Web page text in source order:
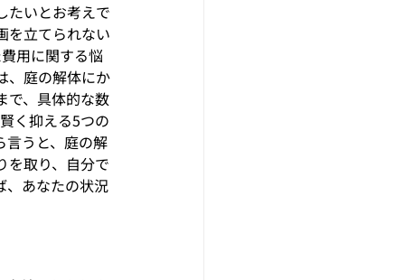
たいとお考えで
を立てられない
用に関する悩
、庭の解体にか
で、具体的な数
く抑える5つの
言うと、庭の解
を取り、自分で
、あなたの状況